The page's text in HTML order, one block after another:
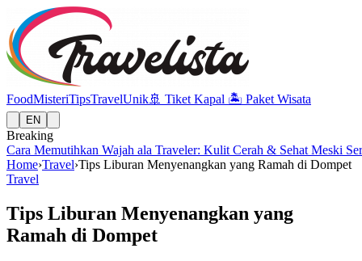
FoodMisteriTipsTravelUnik🚢 Tiket Kapal 🏝️ Paket Wisata
EN
Breaking
Cara Memutihkan Wajah ala Traveler: Kulit Cerah & Sehat Meski
Home›Travel›Tips Liburan Menyenangkan yang Ramah di Dompet
Travel
Tips Liburan Menyenangkan yang
Ramah di Dompet